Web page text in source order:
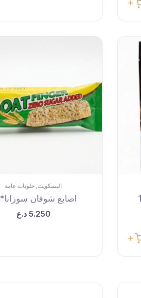
البسكويت, حلويات عامة
اصابع شوفان سوزانا*24
5.250 د.ع